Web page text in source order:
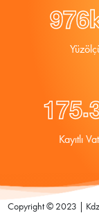
976
175.
Kayıtlı
Copyright © 2023 | Kdz